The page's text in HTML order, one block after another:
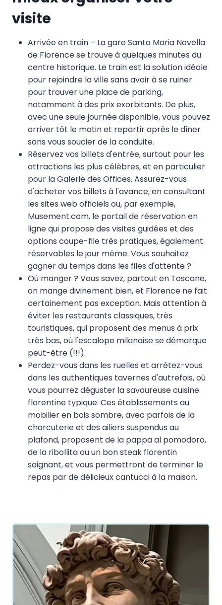
visite
Arrivée en train – La gare Santa Maria Novella
de Florence se trouve à quelques minutes du
centre historique. Le train est la solution idéale
pour rejoindre la ville sans avoir à se ruiner
pour trouver une place de parking,
notamment à des prix exorbitants. De plus,
avec une seule journée disponible, vous pouvez
arriver tôt le matin et repartir après le dîner
sans vous soucier de la conduite.
Réservez vos billets d'entrée, surtout pour les
attractions les plus célèbres, et en particulier
pour la Galerie des Offices. Assurez-vous
d'acheter vos billets à l'avance, en consultant
les sites web officiels ou, par exemple,
Musement.com, le portail de réservation en
ligne qui propose des visites guidées et des
options coupe-file très pratiques, également
réservables le jour même. Vous souhaitez
gagner du temps dans les files d'attente ?
Où manger ? Vous savez, partout en Toscane,
on mange divinement bien, et Florence ne fait
certainement pas exception. Mais attention à
éviter les restaurants classiques, très
touristiques, qui proposent des menus à prix
très bas, où l'escalope milanaise se démarque
peut-être (!!!).
Perdez-vous dans les ruelles et arrêtez-vous
dans les authentiques tavernes d'autrefois, où
vous pourrez déguster la savoureuse cuisine
florentine typique. Ces établissements au
mobilier en bois sombre, avec parfois de la
charcuterie et des ailiers suspendus au
plafond, proposent de la pappa al pomodoro,
de la ribollita ou un bon steak florentin
saignant, et vous permettront de terminer le
repas par de délicieux cantucci à la maison.